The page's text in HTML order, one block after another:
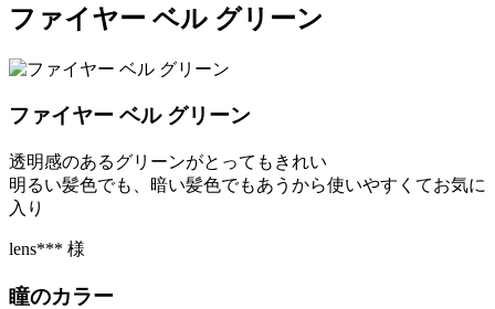
ファイヤー ベル グリーン
ファイヤー ベル グリーン
透明感のあるグリーンがとってもきれい
明るい髪色でも、暗い髪色でもあうから使いやすくてお気に
入り
lens*** 様
瞳のカラー